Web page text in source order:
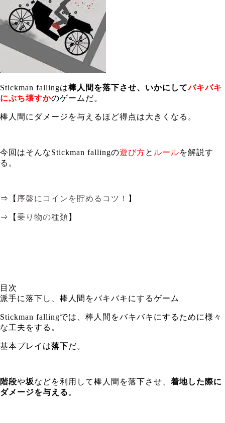
Stickman fallingは棒人間を落下させ、いかにしてバキバキ
にぶち壊すかのゲームだ。
棒人間にダメージを与えるほど得点は大きくなる。
今回はそんなStickman fallingの遊び方と ルールを解説す
る。
⇒【 序盤にコインを貯めるコツ！ 】
⇒【 乗り物の種類 】
目次
派手に落下し、棒人間をバキバキにするゲーム
Stickman fallingでは、棒人間をバキバキにするために様々
な工夫をする。
基本プレイは落下だ。
階段や坂などを利用して棒人間を落下させ、 着地した際に
ダメージを与える 。